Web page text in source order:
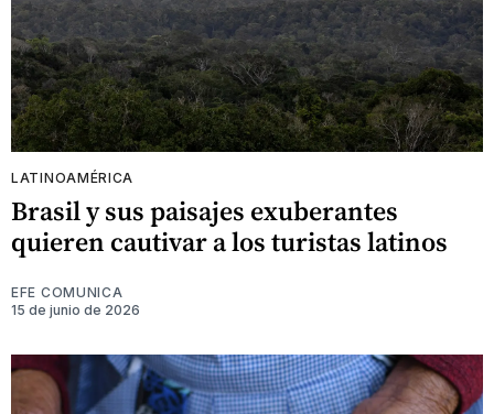
LATINOAMÉRICA
Brasil y sus paisajes exuberantes
quieren cautivar a los turistas latinos
EFE COMUNICA
15 de junio de 2026